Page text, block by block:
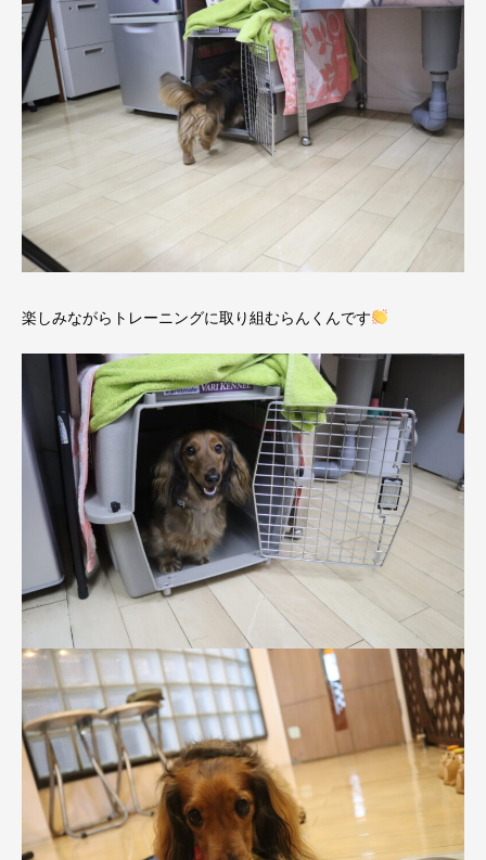
楽しみながらトレーニングに取り組むらんくんです